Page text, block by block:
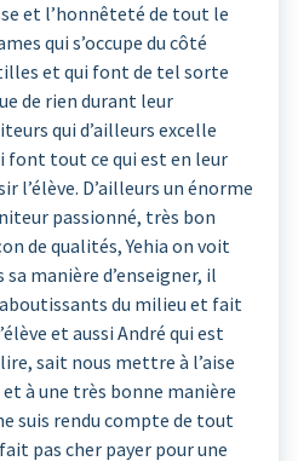
et l’honnêteté de tout le
qui s’occupe du côté
et qui font de tel sorte
de rien durant leur
qui d’ailleurs excelle
font tout ce qui est en leur
l’élève. D’ailleurs un énorme
passionné, très bon
de qualités, Yehia on voit
manière d’enseigner, il
du milieu et fait
et aussi André qui est
sait nous mettre à l’aise
à une très bonne manière
suis rendu compte de tout
pas cher payer pour une